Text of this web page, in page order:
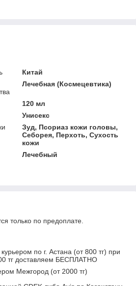
Китай
Лечебная (Космецевтика)
120 мл
Унисекс
Зуд, Псориаз кожи головы,
Себорея, Перхоть, Сухость
кожи
Лечебный
только по предоплате.
по г. Астана (от 800 тг) при
тг доставляем БЕСПЛАТНО
Межгород (от 2000 тг)